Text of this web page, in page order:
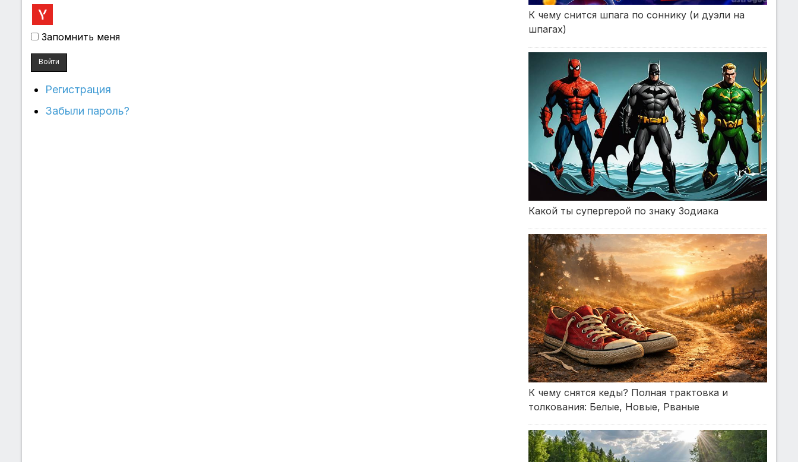
Запомнить меня
Войти
Регистрация
Забыли пароль?
К чему снится шпага по соннику (и дуэли на
шпагах)
Какой ты супергерой по знаку Зодиака
К чему снятся кеды? Полная трактовка и
толкования: Белые, Новые, Рваные